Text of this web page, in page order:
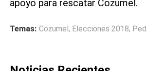
apoyo para rescatar Cozumel.
Temas: Cozumel , Elecciones 2018,